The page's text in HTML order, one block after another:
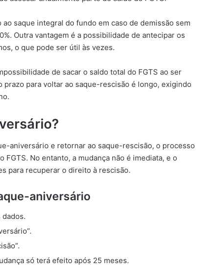
saque integral do fundo em caso de demissão sem
Outra vantagem é a possibilidade de antecipar os
o que pode ser útil às vezes.
de sacar o saldo total do FGTS ao ser
para voltar ao saque-rescisão é longo, exigindo
aniversário e retornar ao saque-rescisão, o processo
No entanto, a mudança não é imediata, e o
para recuperar o direito à rescisão.
aniversário
só terá efeito após 25 meses.